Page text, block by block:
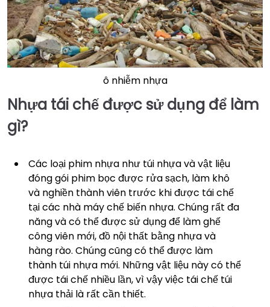
ô nhiễm nhựa
Nhựa tái chế được sử dụng để làm
gì?
Các loại phim nhựa như túi nhựa và vật liệu
đóng gói phim bọc được rửa sạch, làm khô
và nghiền thành viên trước khi được tái chế
tại các nhà máy chế biến nhựa. Chúng rất đa
năng và có thể được sử dụng để làm ghế
công viên mới, đồ nội thất bằng nhựa và
hàng rào. Chúng cũng có thể được làm
thành túi nhựa mới. Những vật liệu này có thể
được tái chế nhiều lần, vì vậy việc tái chế túi
nhựa thải là rất cần thiết.